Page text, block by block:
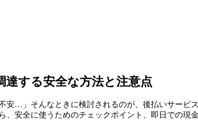
達する安全な方法と注意点
安…」そんなときに検討されるのが、後払いサービ
安全に使うためのチェックポイント、即日での現